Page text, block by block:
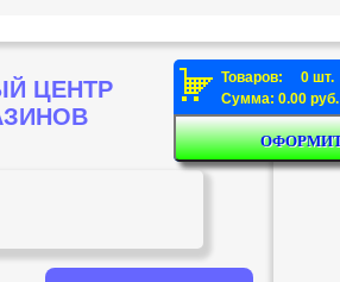
ЦЕНТР
Товаров: 0 шт.
Сумма: 0.00 руб.